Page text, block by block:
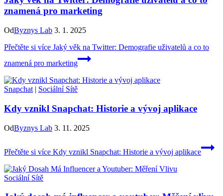
znamená pro marketing
OdByznys Lab 3. 1. 2025
Přečtěte si více Jaký věk na Twitter: Demografie uživatelů a co to
znamená pro marketing
Snapchat | Sociální Sítě
Kdy vznikl Snapchat: Historie a vývoj aplikace
OdByznys Lab 3. 11. 2025
Přečtěte si více Kdy vznikl Snapchat: Historie a vývoj aplikace
Sociální Sítě